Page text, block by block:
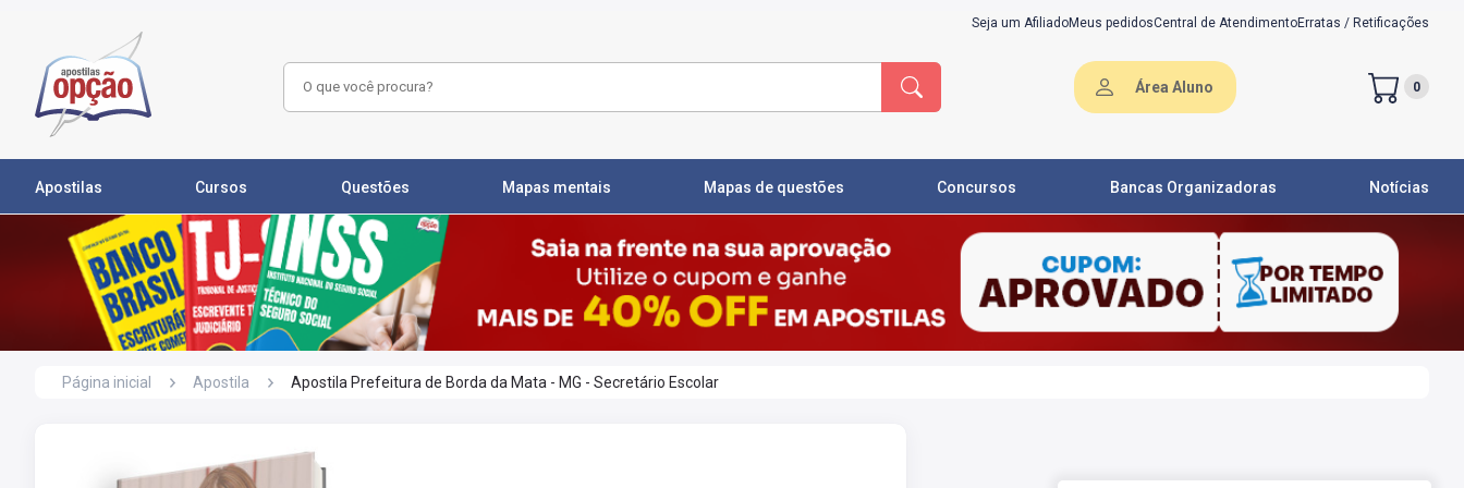
Seja um AfiliadoMeus pedidosCentral de AtendimentoErratas / Retificações
Área Aluno 0
Apostilas Cursos Questões Mapas mentais Mapas de questões Concursos Bancas Organizadoras Notícias
Página inicial Apostila Apostila Prefeitura de Borda da Mata - MG - Secretário Escolar